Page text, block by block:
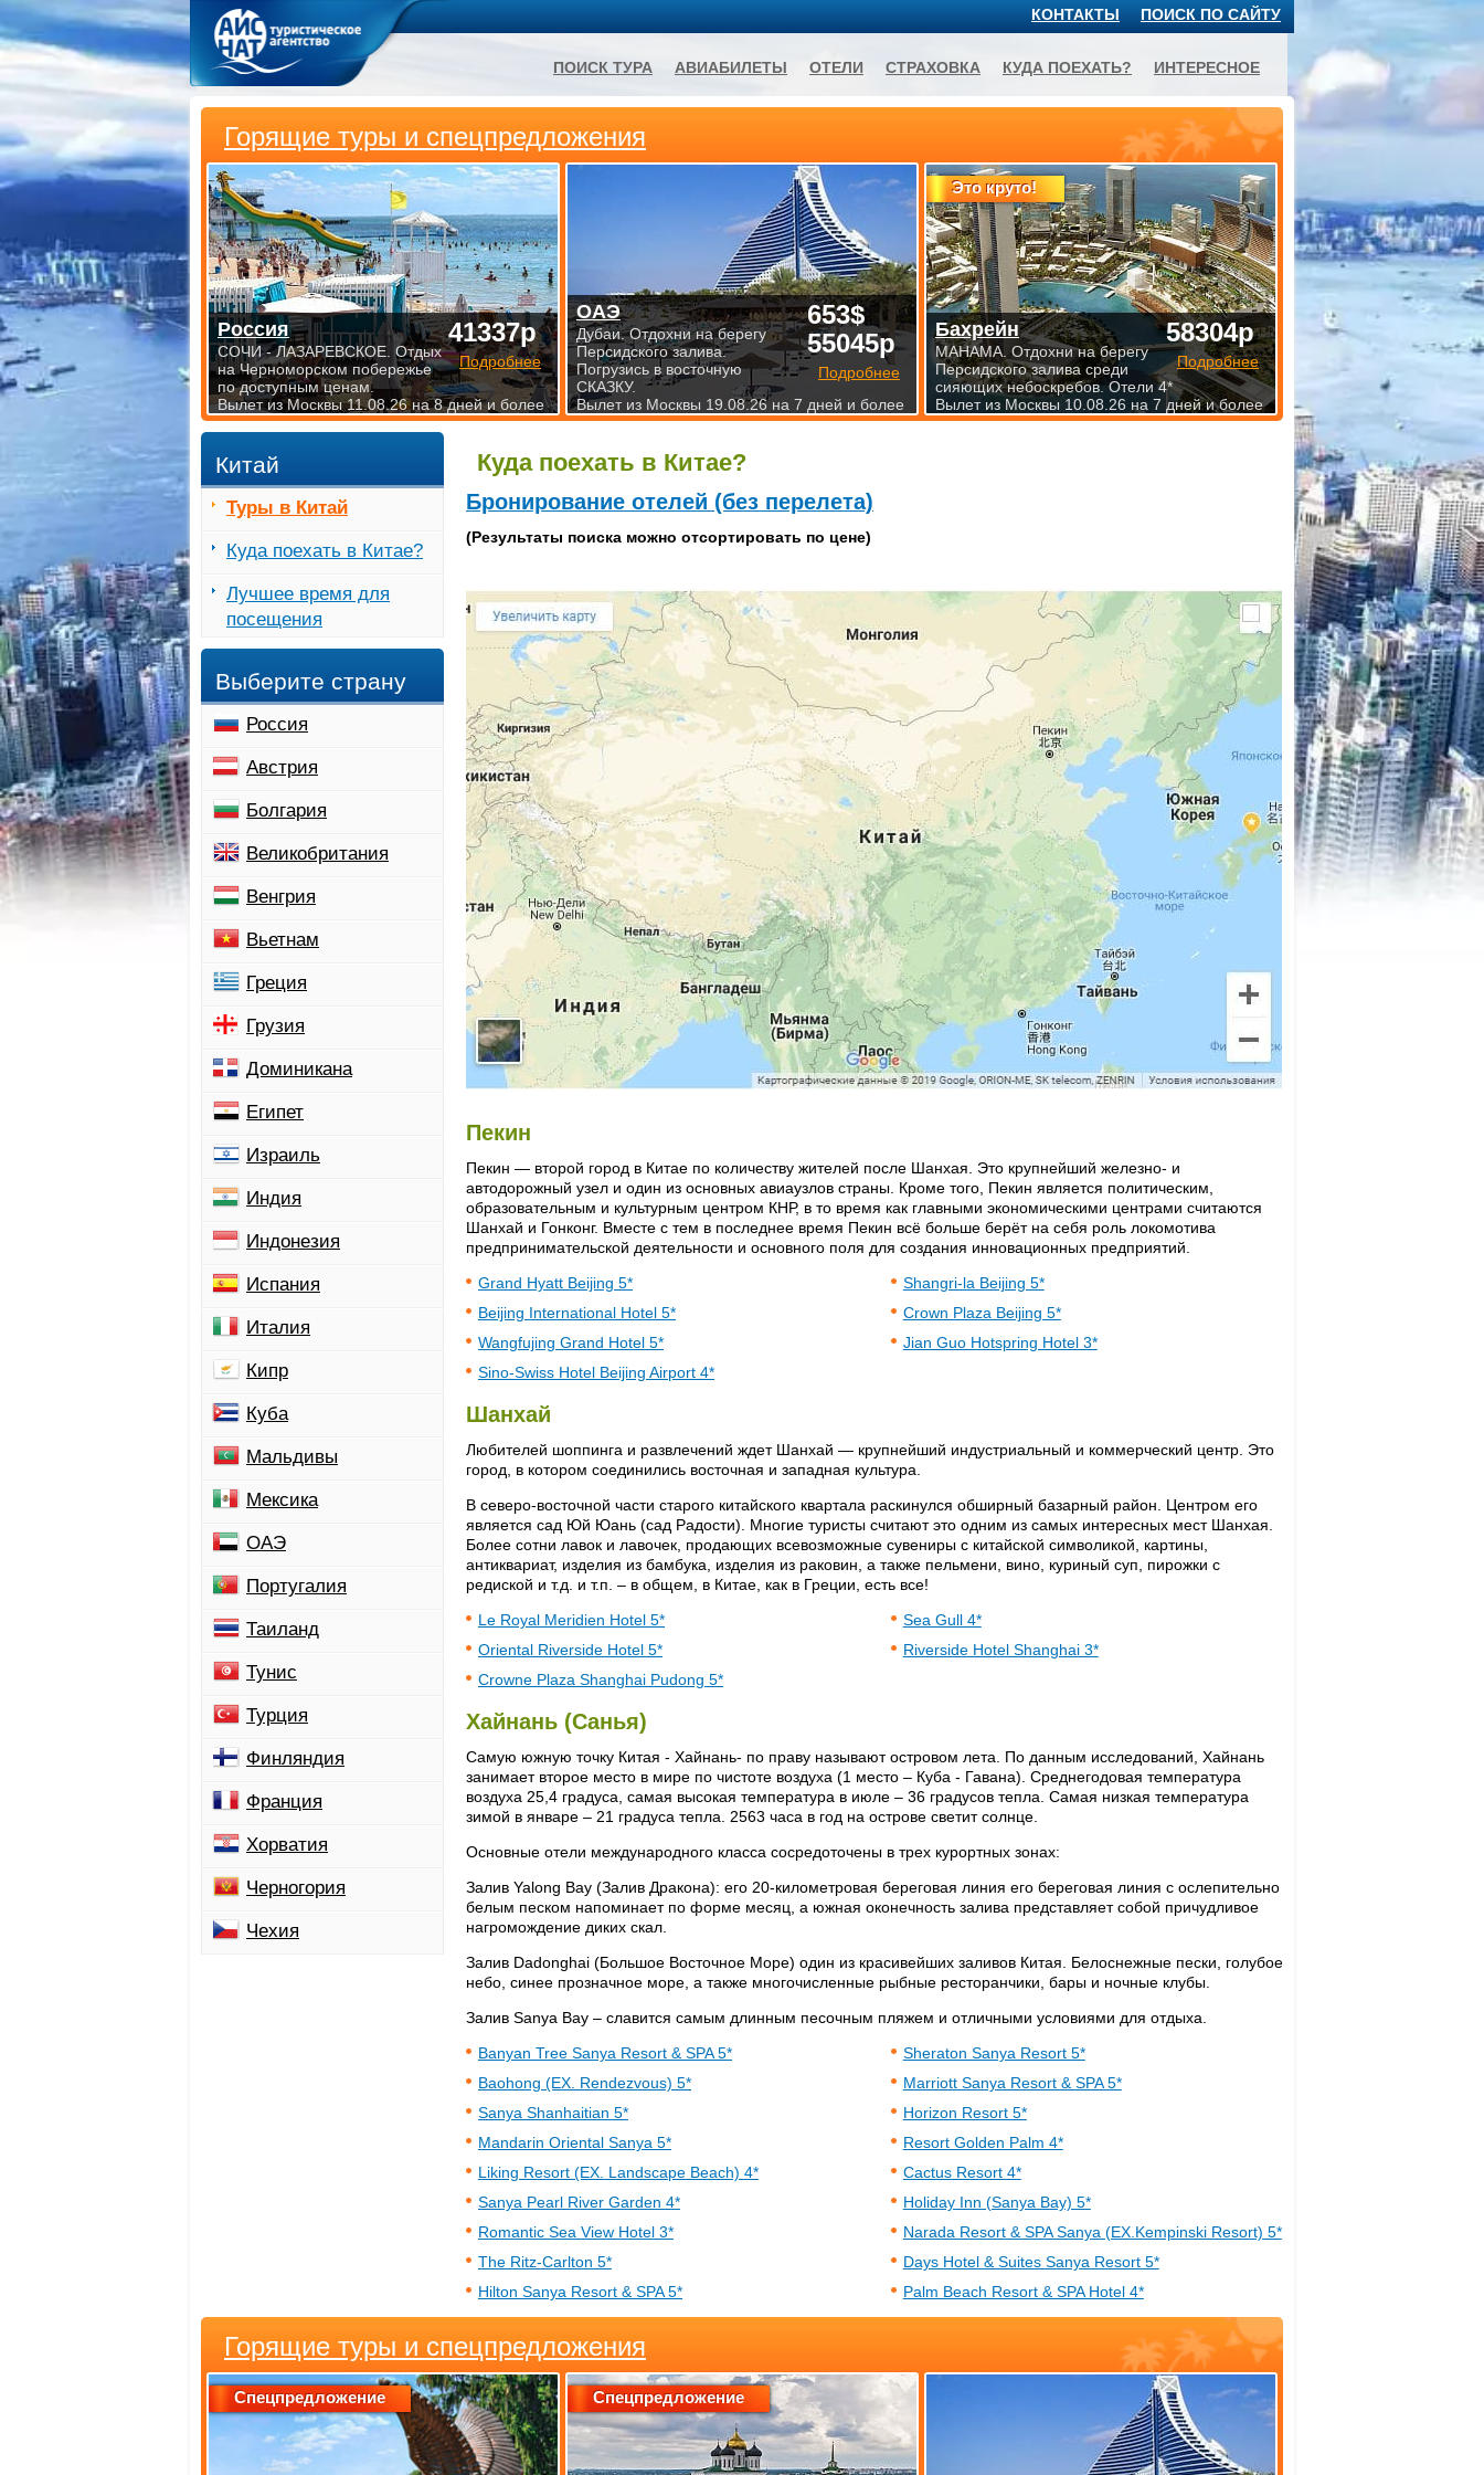
Куда поехать в Китае?
Бронирование отелей (без перелета)
(Результаты поиска можно отсортировать по цене)
Пекин
Пекин — второй город в Китае по количеству жителей после Шанхая. Это крупнейший железно- и
автодорожный узел и один из основных авиаузлов страны. Кроме того, Пекин является политическим,
образовательным и культурным центром КНР, в то время как главными экономическими центрами считаются
Шанхай и Гонконг. Вместе с тем в последнее время Пекин всё больше берёт на себя роль локомотива
предпринимательской деятельности и основного поля для создания инновационных предприятий.
Grand Hyatt Beijing 5*
Beijing International Hotel 5*
Wangfujing Grand Hotel 5*
Sino-Swiss Hotel Beijing Airport 4*
Shangri-la Beijing 5*
Crown Plaza Beijing 5*
Jian Guo Hotspring Hotel 3*
Шанхай
Любителей шоппинга и развлечений ждет Шанхай — крупнейший индустриальный и коммерческий центр. Это
город, в котором соединились восточная и западная культура.
В северо-восточной части старого китайского квартала раскинулся обширный базарный район. Центром его
является сад Юй Юань (сад Радости). Многие туристы считают это одним из самых интересных мест Шанхая.
Более сотни лавок и лавочек, продающих всевозможные сувениры с китайской символикой, картины,
антиквариат, изделия из бамбука, изделия из раковин, а также пельмени, вино, куриный суп, пирожки с
редиской и т.д. и т.п. – в общем, в Китае, как в Греции, есть все!
Le Royal Meridien Hotel 5*
Oriental Riverside Hotel 5*
Crowne Plaza Shanghai Pudong 5*
Sea Gull 4*
Riverside Hotel Shanghai 3*
Хайнань (Санья)
Самую южную точку Китая - Хайнань- по праву называют островом лета. По данным исследований, Хайнань
занимает второе место в мире по чистоте воздуха (1 место – Куба - Гавана). Среднегодовая температура
воздуха 25,4 градуса, самая высокая температура в июле – 36 градусов тепла. Самая низкая температура
зимой в январе – 21 градусa тепла. 2563 часа в год на острове светит солнце.
Основные отели международного класса сосредоточены в трех курортных зонах:
Залив Yalong Bay (Залив Дракона): его 20-километровая береговая линия его береговая линия с ослепительно
белым песком напоминает по форме месяц, а южная оконечность залива представляет собой причудливое
нагромождение диких скал.
Залив Dadonghai (Большое Восточное Море) один из красивейших заливов Китая. Белоснежные пески, голубое
небо, синее прозначное море, а также многочисленные рыбные ресторанчики, бары и ночные клубы.
Залив Sanya Bay – славится самым длинным песочным пляжем и отличными условиями для отдыха.
Banyan Tree Sanya Resort & SPA 5*
Baohong (EX. Rendezvous) 5*
Sanya Shanhaitian 5*
Mandarin Oriental Sanya 5*
Liking Resort (EX. Landscape Beach) 4*
Sanya Pearl River Garden 4*
Romantic Sea View Hotel 3*
The Ritz-Carlton 5*
Hilton Sanya Resort & SPA 5*
Sheraton Sanya Resort 5*
Marriott Sanya Resort & SPA 5*
Horizon Resort 5*
Resort Golden Palm 4*
Cactus Resort 4*
Holiday Inn (Sanya Bay) 5*
Narada Resort & SPA Sanya (EX.Kempinski Resort) 5*
Days Hotel & Suites Sanya Resort 5*
Palm Beach Resort & SPA Hotel 4*
Китай
Туры в Китай
Куда поехать в Китае?
Лучшее время для
посещения
Выберите страну
Россия
Австрия
Болгария
Великобритания
Венгрия
Вьетнам
Греция
Грузия
Доминикана
Египет
Израиль
Индия
Индонезия
Испания
Италия
Кипр
Куба
Мальдивы
Мексика
ОАЭ
Португалия
Таиланд
Тунис
Турция
Финляндия
Франция
Хорватия
Черногория
Чехия
Горящие туры и спецпредложения
Спецпредложение Спецпредложение
Горящие туры и спецпредложения
41337р
Подробнее
Россия
СОЧИ - ЛАЗАРЕВСКОЕ. Отдых
на Черноморском побережье
по доступным ценам.
Вылет из Москвы 11.08.26 на 8 дней и более
653$
55045р
Подробнее
ОАЭ
Дубаи. Отдохни на берегу
Персидского залива.
Погрузись в восточную
СКАЗКУ.
Вылет из Москвы 19.08.26 на 7 дней и более
Это круто!
58304р
Подробнее
Бахрейн
МАНАМА. Отдохни на берегу
Персидского залива среди
сияющих небоскребов. Отели 4*
Вылет из Москвы 10.08.26 на 7 дней и более
ПОИСК ПО САЙТУ
КОНТАКТЫ
ПОИСК ТУРА АВИАБИЛЕТЫ ОТЕЛИ СТРАХОВКА КУДА ПОЕХАТЬ? ИНТЕРЕСНОЕ